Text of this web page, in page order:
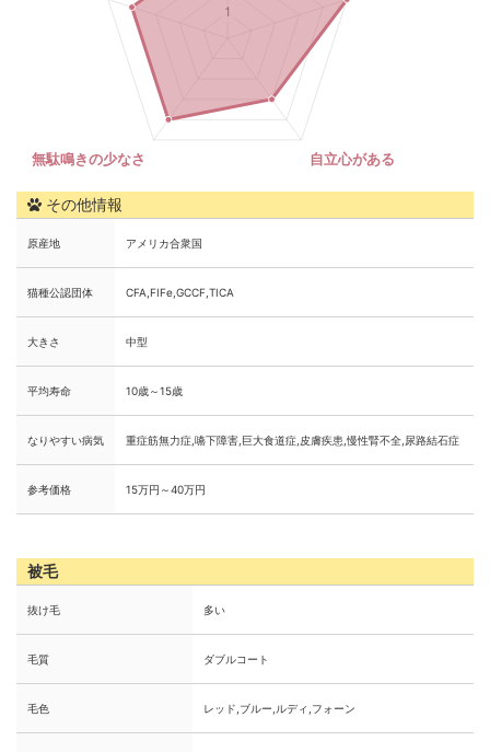
その他情報
原産地 アメリカ合衆国
猫種公認団体 CFA,FIFe,GCCF,TICA
大きさ 中型
平均寿命 10歳～15歳
なりやすい病気 重症筋無力症,嚥下障害,巨大食道症,皮膚疾患,慢性腎不全,尿路結石症
参考価格 15万円～40万円
被毛
抜け毛 多い
毛質 ダブルコート
毛色 レッド,ブルー,ルディ,フォーン